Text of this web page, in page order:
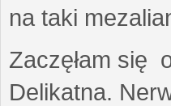
na taki
Zaczęłam się
Delikatna.